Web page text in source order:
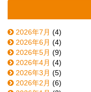
2026年7月 (4)
2026年6月 (4)
2026年5月 (9)
2026年4月 (4)
2026年3月 (5)
2026年2月 (6)